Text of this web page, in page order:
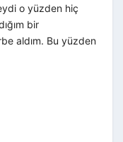
o yüzden hiç
bir
aldım. Bu yüzden